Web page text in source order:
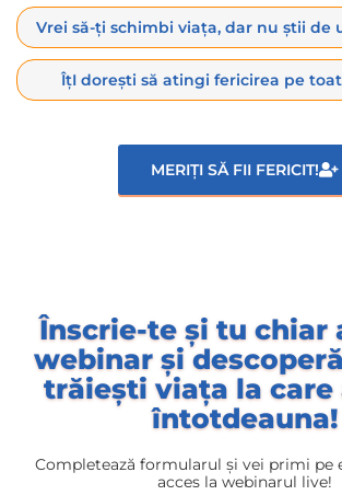
Vrei să-ți schimbi viața, dar nu știi de
ÎțI dorești să atingi fericirea pe
MERIȚI SĂ FII FERICIT!
Înscrie-te și tu chiar
webinar și
trăiești viața la care
întotdeauna!
Completează formularul și vei primi pe
acces la webinarul live!